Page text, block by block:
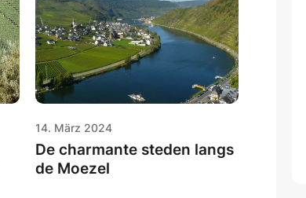
14. März 2024
De charmante steden langs
de Moezel